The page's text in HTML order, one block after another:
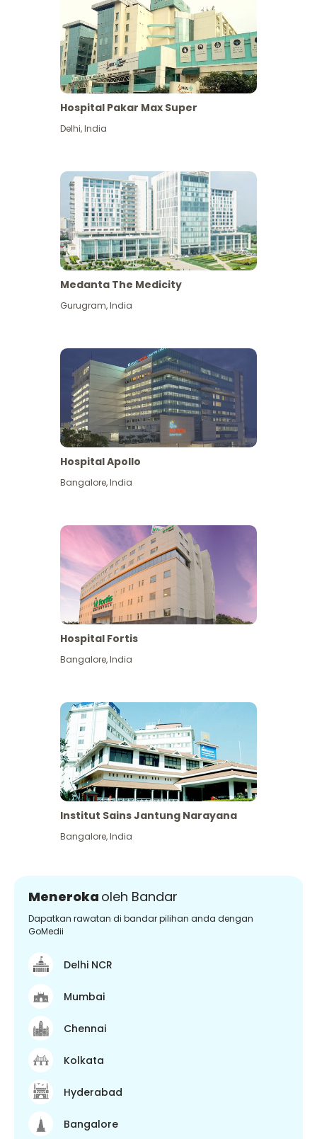
Hospital Pakar Max Super
Delhi,India
Medanta The Medicity
Gurugram,India
Hospital Apollo
Bangalore,India
Hospital Fortis
Bangalore,India
Institut Sains Jantung Narayana
Bangalore,India
Meneroka oleh Bandar
Dapatkan rawatan di bandar pilihan anda dengan
GoMedii
Delhi NCR
Mumbai
Chennai
Kolkata
Hyderabad
Bangalore